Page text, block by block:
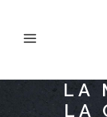
LA
LA